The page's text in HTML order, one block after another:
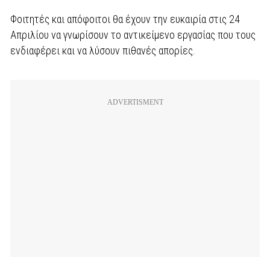
Φοιτητές και απόφοιτοι θα έχουν την ευκαιρία στις 24
Απριλίου να γνωρίσουν το αντικείμενο εργασίας που τους
ενδιαφέρει και να λύσουν πιθανές απορίες.